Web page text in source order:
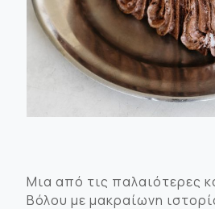
Μια από τις παλαιότερες
Βόλου με μακραίωνη